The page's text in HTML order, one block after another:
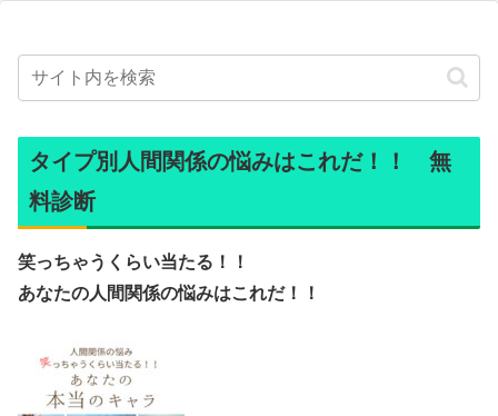
タイプ別人間関係の悩みはこれだ！！ 無
料診断
笑っちゃうくらい当たる！！
あなたの人間関係の悩みはこれだ！！